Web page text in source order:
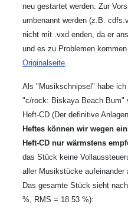
neu gestartet werden. Zur
umbenannt werden (z.B.
nicht mit .vxd enden, da er
und es zu Problemen
Originalseite.
Als "Musikschnipsel" habe
"c/rock: Biskaya Beach Bum"
Heft-CD (Der definitive
Heftes können wir wegen
Heft-CD nur wärmstens
das Stück keine
aller Musikstücke
Das gesamte Stück sieht
%, RMS = 18.53 %):